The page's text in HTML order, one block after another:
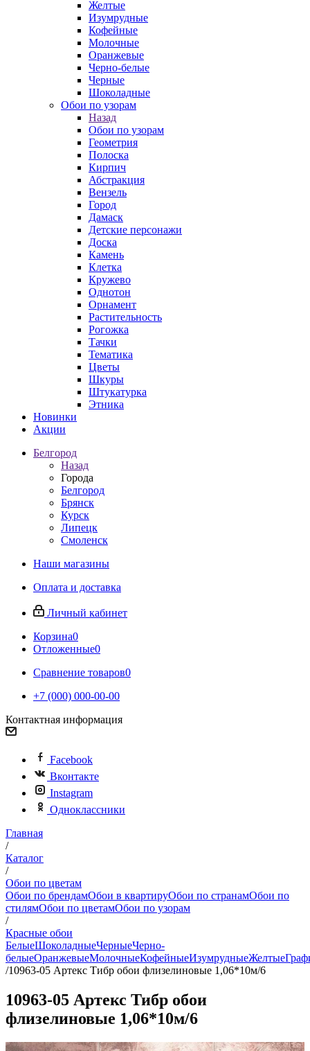
Желтые
Изумрудные
Кофейные
Молочные
Оранжевые
Черно-белые
Черные
Шоколадные
Обои по узорам
Назад
Обои по узорам
Геометрия
Полоска
Кирпич
Абстракция
Вензель
Город
Дамаск
Детские персонажи
Доска
Камень
Клетка
Кружево
Однотон
Орнамент
Растительность
Рогожка
Тачки
Тематика
Цветы
Шкуры
Штукатурка
Этника
Новинки
Акции
Белгород
Назад
Города
Белгород
Брянск
Курск
Липецк
Смоленск
Наши магазины
Оплата и доставка
Личный кабинет
Корзина0
Отложенные0
Сравнение товаров0
+7 (000) 000-00-00
Контактная информация
Facebook
Вконтакте
Instagram
Одноклассники
Главная
/
Каталог
/
Обои по цветам
Обои по брендамОбои в квартируОбои по странамОбои по
стилямОбои по цветамОбои по узорам
/
Красные обои
БелыеШоколадныеЧерныеЧерно-
белыеОранжевыеМолочныеКофейныеИзумрудныеЖелтые
/10963-05 Артекс Тибр обои флизелиновые 1,06*10м/6
10963-05 Артекс Тибр обои
флизелиновые 1,06*10м/6